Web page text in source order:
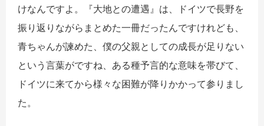
けなんですよ。『大地との遭遇』は、ドイツで長野を
振り返りながらまとめた一冊だったんですけれども、
青ちゃんが諫めた、僕の父親としての成長が足りない
という言葉がですね、ある種予言的な意味を帯びて、
ドイツに来てから様々な困難が降りかかって参りまし
た。